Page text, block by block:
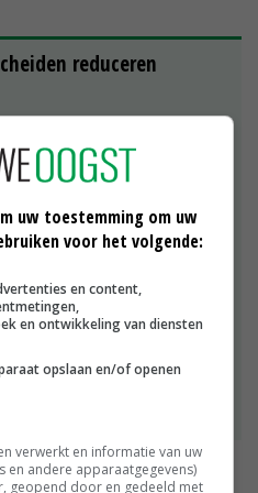
reduceren
getest, waarbij de
Zoals het koelen van
Het koelen van een
48 procent. 'Ik wist niet
een aardige optie
mijn bedrijf komt er te
met een houten rooster
procent.
uw toestemming om uw
voor het volgende:
en content,
en ontwikkeling van diensten
opslaan en/of openen
verwerkt en informatie van uw
en andere apparaatgegevens)
geopend door en gedeeld met